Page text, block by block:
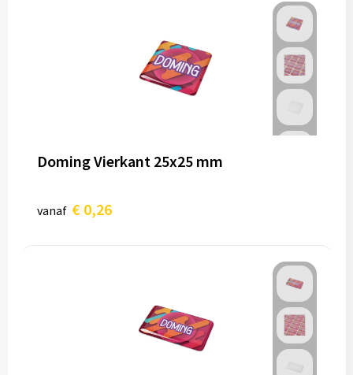
Doming Vierkant 25x25 mm
vanaf € 0,26